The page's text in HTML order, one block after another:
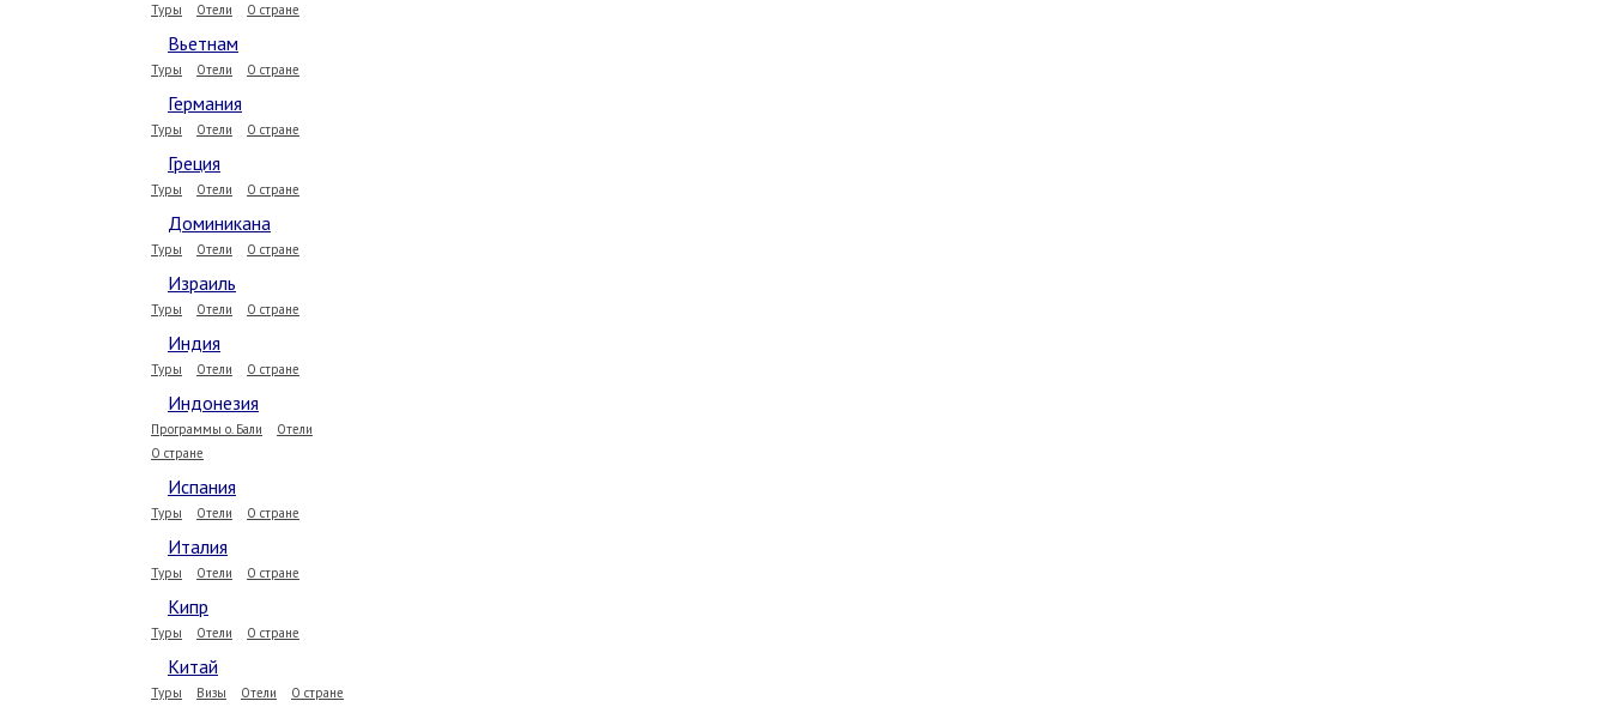
Туры Отели О стране
Вьетнам
Туры Отели О стране
Германия
Туры Отели О стране
Греция
Туры Отели О стране
Доминикана
Туры Отели О стране
Израиль
Туры Отели О стране
Индия
Туры Отели О стране
Индонезия
Программы о. Бали
Отели
О стране
Испания
Туры Отели О стране
Италия
Туры Отели О стране
Кипр
Туры Отели О стране
Китай
Туры Визы Отели О стране